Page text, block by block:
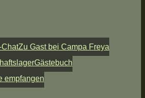
ChatZu Gast bei Campa Freya
Gästebuch
empfangen